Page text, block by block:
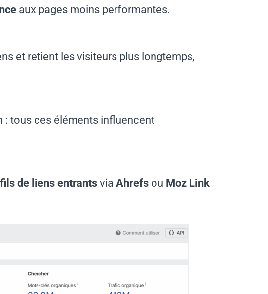
aux pages moins performantes.
et retient les visiteurs plus longtemps,
: tous ces éléments influencent
de liens entrants via Ahrefs ou Moz Link